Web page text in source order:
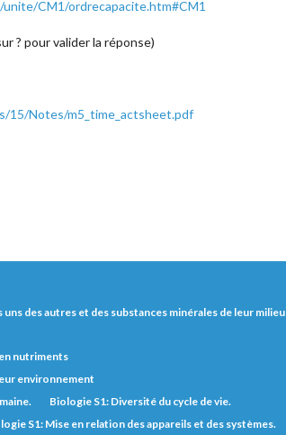
CM1/ordrecapacite.htm#CM1
? pour valider la réponse)
15/Notes/m5_time_actsheet.pdf
des autres et des substances minérales de leur milieu
nutriments
environnement
Biologie S1: Diversité du cycle de vie.
S1: Mise en relation des appareils et des systèmes.